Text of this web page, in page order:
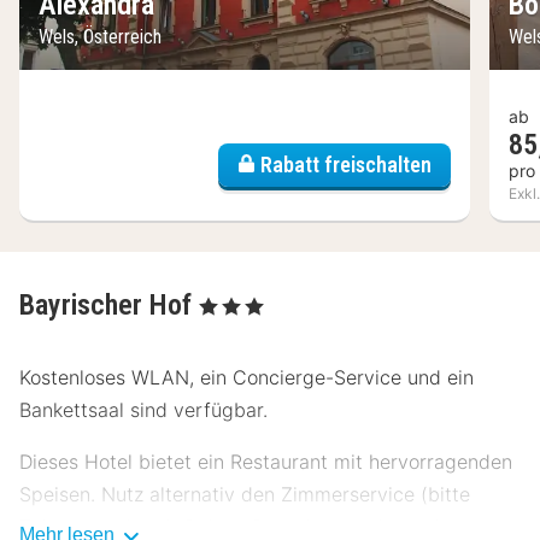
Wels, Österreich
Rabatt freischalten
ab
pro
Bayrischer Hof , 3 Sterne
Kostenloses WLAN, ein Concierge-Service und ein
Bankettsaal sind verfügbar.
Dieses Hotel bietet ein Restaurant mit hervorragenden
Speisen. Nutz alternativ den Zimmerservice (bitte
Zeiten beachten). Deinen Durst kannst du an der
Mehr lesen